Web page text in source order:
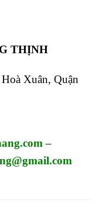
THỊNH
Xuân, Quận
–